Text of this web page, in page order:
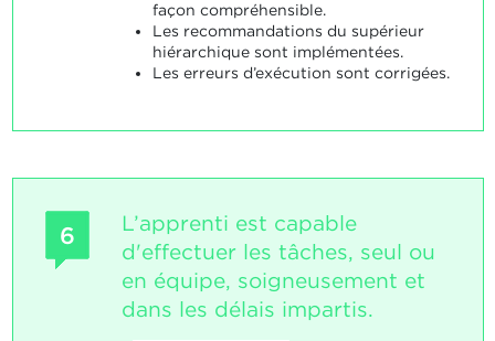
façon compréhensible.
Les recommandations du supérieur
hiérarchique sont implémentées.
Les erreurs d’exécution sont corrigées.
6
L’apprenti est capable
d'effectuer les tâches, seul ou
en équipe, soigneusement et
dans les délais impartis.